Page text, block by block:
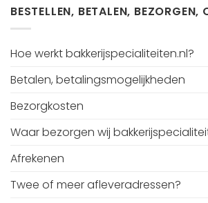
BESTELLEN, BETALEN, BEZORGEN,
Hoe werkt bakkerijspecialiteiten.nl?
Betalen, betalingsmogelijkheden
Bezorgkosten
Waar bezorgen wij
Afrekenen
Twee of meer afleveradressen?